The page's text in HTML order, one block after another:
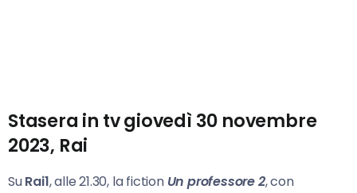
Stasera in tv giovedì 30 novembre
2023, Rai
SuRai1, alle 21.30, la fiction Un professore 2, con